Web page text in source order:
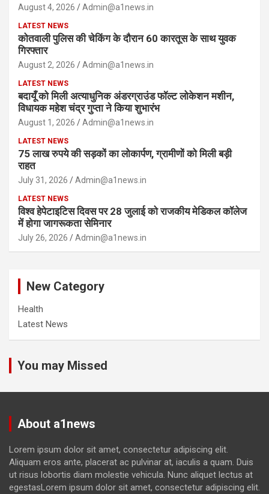
August 4, 2026 Admin@a1news.in
LATEST NEWS
कोतवाली पुलिस की चेकिंग के दौरान 60 कारतूस के साथ युवक
गिरफ्तार
August 2, 2026 Admin@a1news.in
LATEST NEWS
बदायूँ को मिली अत्याधुनिक अंडरग्राउंड फॉल्ट लोकेशन मशीन,
विधायक महेश चंद्र गुप्ता ने किया शुभारंभ
August 1, 2026 Admin@a1news.in
LATEST NEWS
75 लाख रुपये की सड़कों का लोकार्पण, ग्रामीणों को मिली बड़ी
राहत
July 31, 2026 Admin@a1news.in
LATEST NEWS
विश्व हेपेटाइटिस दिवस पर 28 जुलाई को राजकीय मेडिकल कॉलेज
में होगा जागरूकता सेमिनार
July 26, 2026 Admin@a1news.in
New Category
Health
Latest News
You may Missed
About a1news
Lorem ipsum dolor sit amet, consectetur adipiscing elit.
Aliquam eros ante, placerat ac pulvinar at, iaculis a quam. Duis
ut risus lobortis diam molestie vehicula. Nunc aliquet lectus at
egestasLorem ipsum dolor sit amet, consectetur adipiscing elit.